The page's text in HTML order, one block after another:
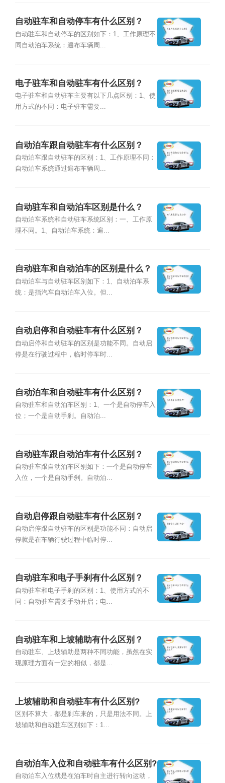
自动驻车和自动停车有什么区别？
自动驻车和自动停车的区别如下：1、工作原理不
同自动泊车系统：遍布车辆周...
电子驻车和自动驻车有什么区别？
电子驻车和自动驻车主要有以下几点区别：1、使
用方式的不同：电子驻车需要...
自动泊车跟自动驻车有什么区别？
自动泊车跟自动驻车的区别：1、工作原理不同：
自动泊车系统通过遍布车辆周...
自动驻车和自动泊车区别是什么？
自动泊车系统和自动驻车系统区别：一、工作原
理不同。1、自动泊车系统：遍...
自动驻车和自动泊车的区别是什么？
自动泊车与自动驻车区别如下：1、自动泊车系
统：是指汽车自动泊车入位。但...
自动启停和自动驻车有什么区别？
自动启停和自动驻车的区别是功能不同。自动启
停是在行驶过程中，临时停车时...
自动泊车和自动驻车有什么区别？
自动驻车和自动泊车区别：1、一个是自动停车入
位；一个是自动手刹。自动泊...
自动驻车跟自动泊车有什么区别？
自动驻车跟自动泊车区别如下：一个是自动停车
入位，一个是自动手刹。自动泊...
自动启停跟自动驻车有什么区别？
自动启停跟自动驻车的区别是功能不同：自动启
停就是在车辆行驶过程中临时停...
自动驻车和电子手刹有什么区别？
自动驻车和电子手刹的区别：1、使用方式的不
同：自动驻车需要手动开启；电...
自动驻车和上坡辅助有什么区别？
自动驻车、上坡辅助是两种不同功能，虽然在实
现原理方面有一定的相似，都是...
上坡辅助和自动驻车有什么区别?
区别不算大，都是刹车来的，只是用法不同。上
坡辅助和自动驻车区别如下：1...
自动泊车入位和自动驻车有什么区别?
自动泊车入位就是在泊车时自主进行转向运动，